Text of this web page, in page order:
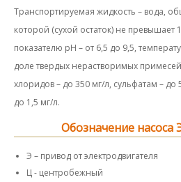
Транспортируемая жидкость – вода,
которой (сухой остаток) не
показателю рН – от 6,5 до 9,5,
доле твердых нерастворимых
хлоридов – до 350 мг/л, сульфатам –
до 1,5 мг/л.
Обозначение насоса
Э – привод от электродвигателя
Ц - центробежный